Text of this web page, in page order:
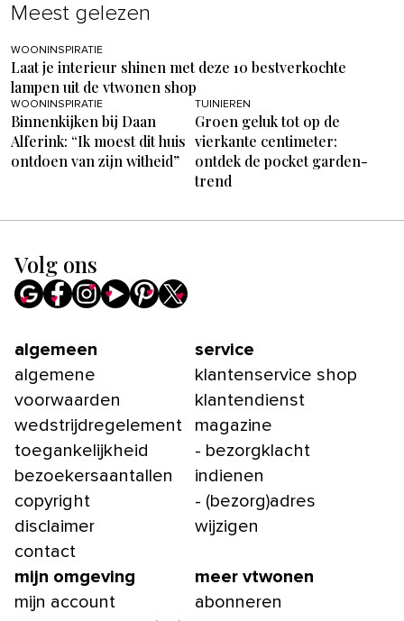
Meest gelezen
WOONINSPIRATIE
Laat je interieur shinen met deze 10 bestverkochte
lampen uit de vtwonen shop
WOONINSPIRATIE
Binnenkijken bij Daan
Alferink: “Ik moest dit huis
ontdoen van zijn witheid”
TUINIEREN
Groen geluk tot op de
vierkante centimeter:
ontdek de pocket garden-
trend
Volg ons
algemeen
algemene
voorwaarden
wedstrijdregelement
toegankelijkheid
bezoekersaantallen
copyright
disclaimer
contact
service
klantenservice shop
klantendienst
magazine
- bezorgklacht
indienen
- (bezorg)adres
wijzigen
mijn omgeving
mijn account
meer vtwonen
abonneren